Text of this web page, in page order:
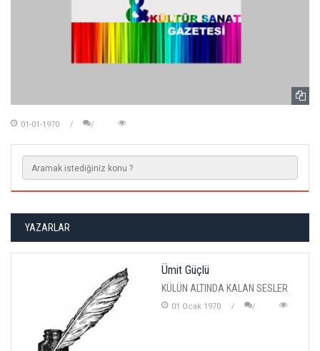
01-01-1970
YAZARLAR
Ümit Güçlü
KÜLÜN ALTINDA KALAN SESLER
01 Ocak 1970